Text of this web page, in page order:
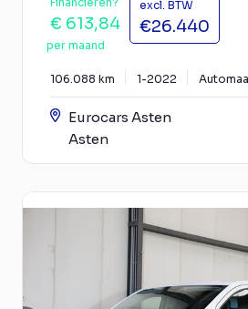
€ 613,84
per maand
excl. BTW
€26.440
106.088 km 1-2022
Eurocars Asten
Asten